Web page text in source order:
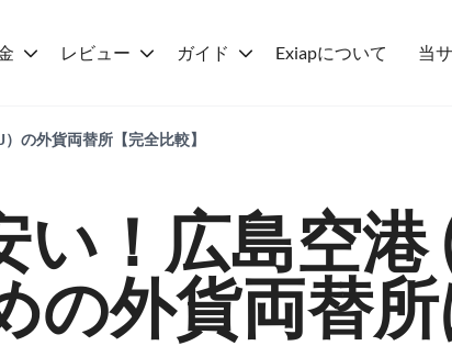
レビュー ガイド Exiapについて 当
の外貨両替所【完全比較】
い！広島空港
の外貨両替